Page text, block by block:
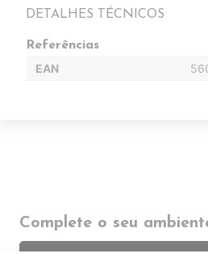
DETALHES TÉCNICOS
Referências
EAN
Complete o seu